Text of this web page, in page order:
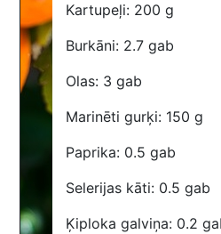
Kartupeļi: 200 g
Burkāni: 2.7 gab
Olas: 3 gab
Marinēti gurķi: 150 g
Paprika: 0.5 gab
Selerijas kāti: 0.5 gab
Ķiploka galviņa: 0.2